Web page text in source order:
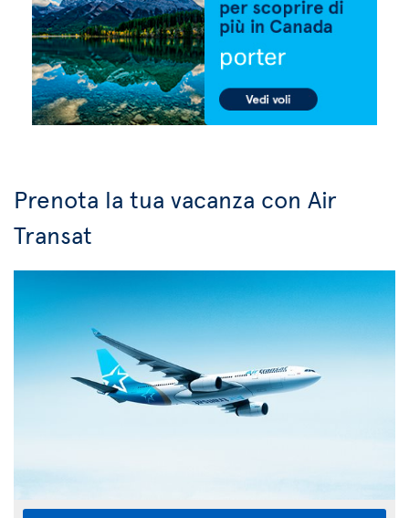
Prenota la tua vacanza con Air
Transat